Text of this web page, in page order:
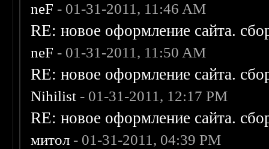
neF - 01-31-2011, 11:46 AM
RE: новое оформление сайта.
neF - 01-31-2011, 11:50 AM
RE: новое оформление сайта.
Nihilist - 01-31-2011, 12:17 PM
RE: новое оформление сайта.
митол - 01-31-2011, 04:39 PM